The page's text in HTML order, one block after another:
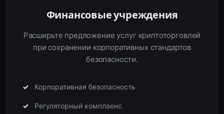
Финансовые учреждения
Расширьте предложение услуг криптоторговлей
при сохранении корпоративных стандартов
безопасности.
Корпоративная безопасность
Регуляторный комплаенс